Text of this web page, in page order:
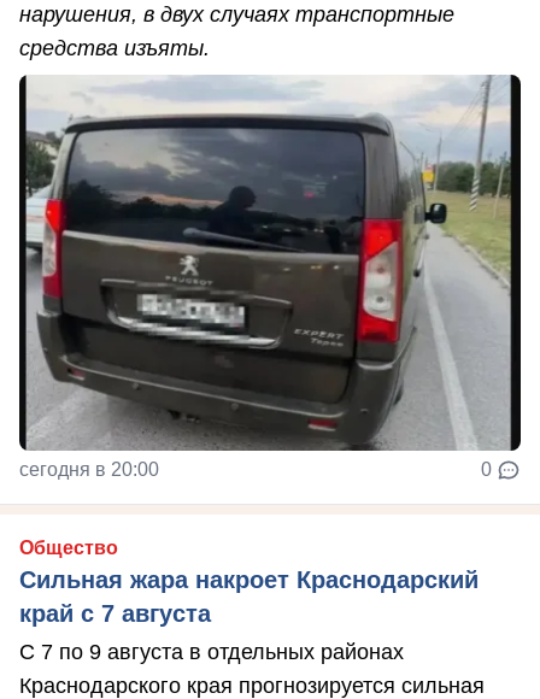
нарушения, в двух случаях транспортные
средства изъяты.
сегодня в 20:00 0
Общество
Сильная жара накроет Краснодарский
край с 7 августа
С 7 по 9 августа в отдельных районах
Краснодарского края прогнозируется сильная